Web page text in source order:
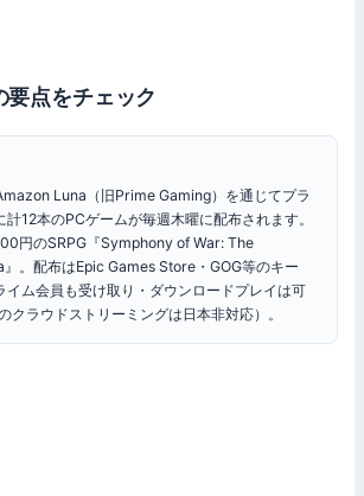
要点をチェック
Luna（旧Prime Gaming）を通じてプラ
計12本のPCゲームが毎週木曜に配布されます。
円のSRPG『Symphony of War: The
。配布はEpic Games Store・GOG等のキー
イム会員も受け取り・ダウンロードプレイは可
クラウドストリーミングは日本非対応）。